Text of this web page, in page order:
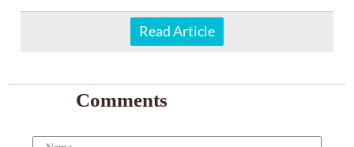
Read Article
Comments